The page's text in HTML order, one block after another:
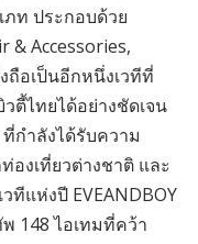
ภท ประกอบด้วย
& Accessories,
ถือเป็นอีกหนึ่งเวทีที่
ตี้ไทยได้อย่างชัดเจน
กำลังได้รับความ
งเที่ยวต่างชาติ และ
ทีแห่งปี EVEANDBOY
148 ไอเทมที่คว้า